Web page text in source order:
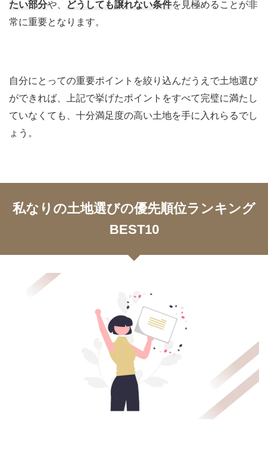
たい部分や、 どうしても譲れない条件を見極めることが非
常に重要となります。
自分にとっての重要ポイントを絞り込んだうえで土地選び
ができれば、上記で挙げたポイントをすべて完璧に満たし
ていなくても、十分満足度の高い土地を手に入れらるでし
ょう。
私なりの土地選びの優先順位ランキング
BEST10